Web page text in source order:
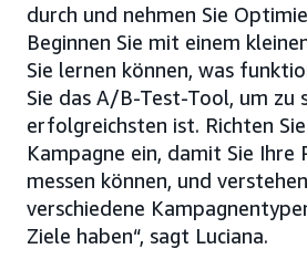
durch und nehmen Sie
Beginnen Sie mit einem
Sie lernen können, was
Sie das A/B-Test-Tool, um zu
erfolgreichsten ist. Richten
Kampagne ein, damit Sie Ihre
messen können, und
verschiedene
Ziele haben“, sagt Luciana.